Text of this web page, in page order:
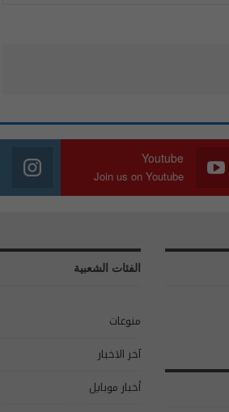
Youtube
Join us on Youtube
الفئات الشعبية
منوعات
آخر الاخبار
أخبار موبايل